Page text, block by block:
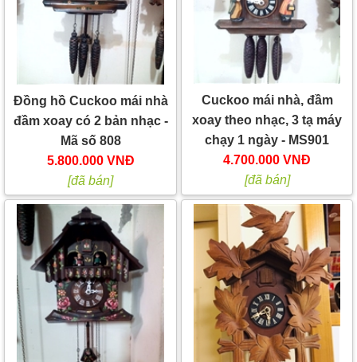
Đồng hồ Cuckoo mái nhà
đầm xoay có 2 bản nhạc -
Mã số 808
5.800.000 VNĐ
[đã bán]
Cuckoo mái nhà, đầm
xoay theo nhạc, 3 tạ máy
chạy 1 ngày - MS901
4.700.000 VNĐ
[đã bán]